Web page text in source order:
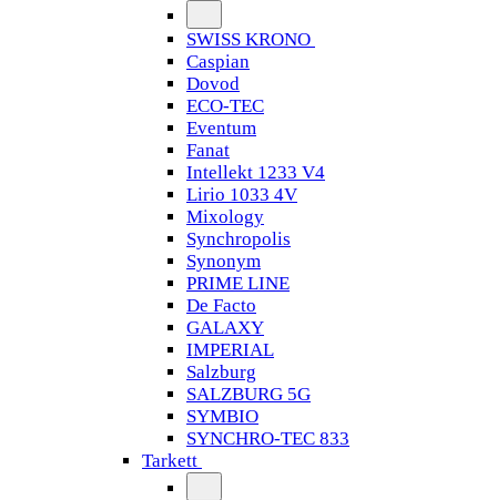
SWISS KRONO
Caspian
Dovod
ECO-TEC
Eventum
Fanat
Intellekt 1233 V4
Lirio 1033 4V
Mixology
Synchropolis
Synonym
PRIME LINE
De Facto
GALAXY
IMPERIAL
Salzburg
SALZBURG 5G
SYMBIO
SYNCHRO-TEC 833
Tarkett